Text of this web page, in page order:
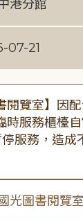
港分館
07-21
閱覽室】因
時服務櫃檯
服務，造成
光圖書閱覽室